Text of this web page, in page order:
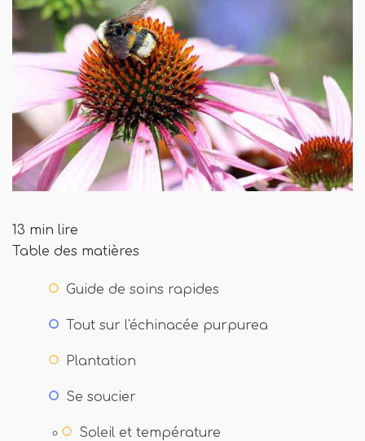
13 min lire
Table des matières
Guide de soins rapides
Tout sur l'échinacée purpurea
Plantation
Se soucier
Soleil et température